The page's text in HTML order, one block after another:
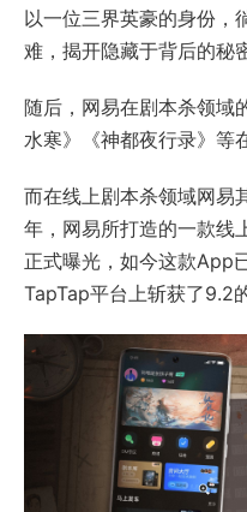
以一位三界英豪的身份，
难，揭开隐藏于背后的秘
随后，网易在剧本杀领域
水寒》《神都夜行录》等
而在线上剧本杀领域网易
年，网易所打造的一款线
正式曝光，如今这款App
TapTap平台上斩获了9.2